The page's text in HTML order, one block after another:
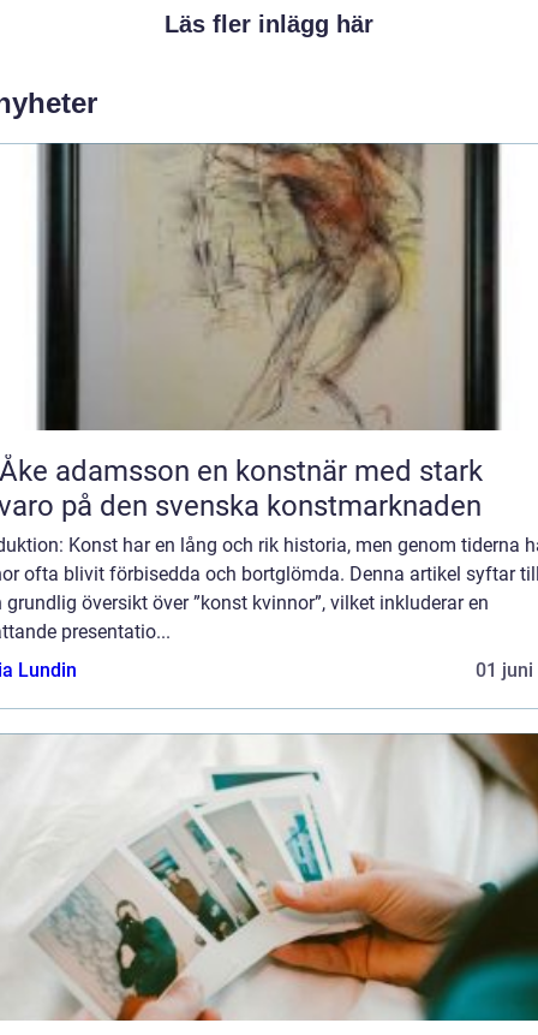
Läs fler inlägg här
en konstnär med stark
på den svenska konstmarknaden
Konst har en lång och rik historia, men genom tiderna
ofta blivit förbisedda och bortglömda. Denna artikel syftar
grundlig översikt över ”konst kvinnor”, vilket inkluderar en
presentatio...
Lundin
01 juni